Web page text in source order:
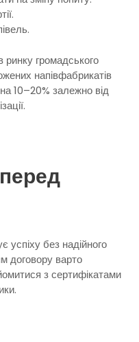
ринку громадського
напівфабрикатів
10–20% залежно від
успіху без надійного
договору варто
з сертифікатами